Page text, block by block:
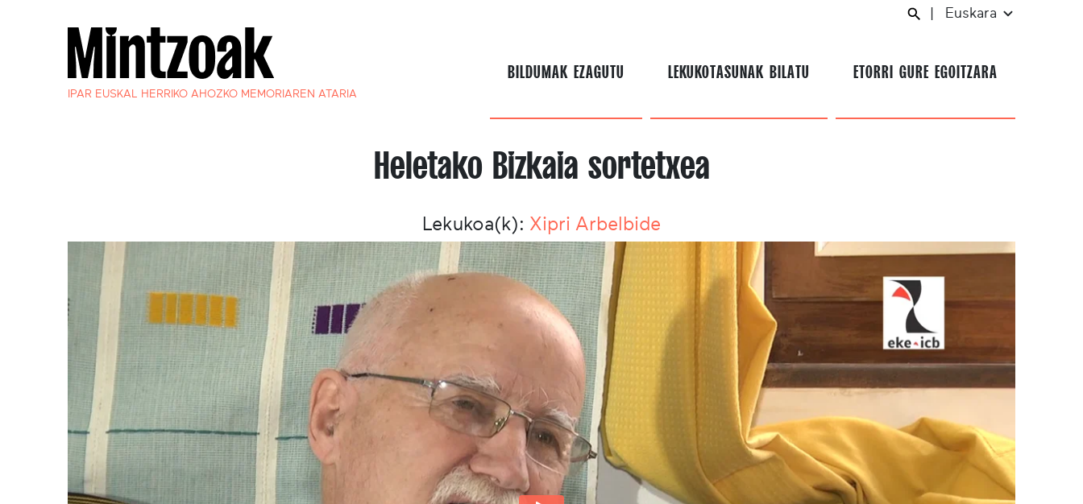
IPAR EUSKAL HERRIKO AHOZKO MEMORIAREN ATARIA
Euskara
BILDUMAK EZAGUTU LEKUKOTASUNAK BILATU ETORRI GURE EGOITZARA
Heletako Bizkaia sortetxea
Lekukoa(k): Xipri Arbelbide